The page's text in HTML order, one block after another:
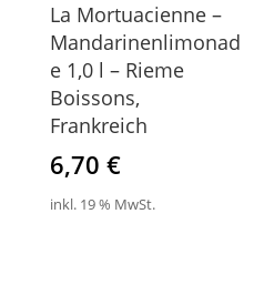
La Mortuacienne –
Mandarinenlimonad
e 1,0 l – Rieme
Boissons,
Frankreich
6,70 €
inkl. 19 % MwSt.